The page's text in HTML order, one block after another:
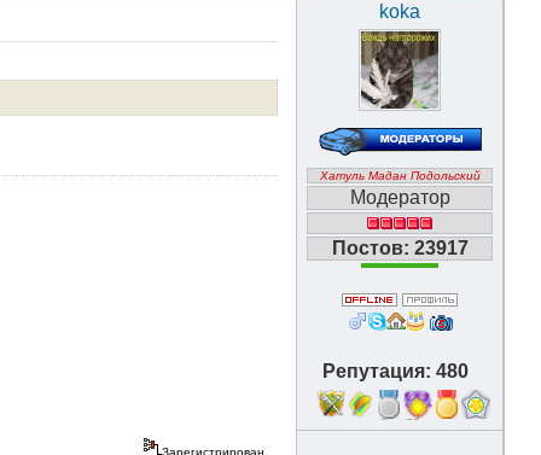
koka
Хатуль Мадан Подольский
Модератор
Постов: 23917
Репутация: 480
18
Зарегистрирован